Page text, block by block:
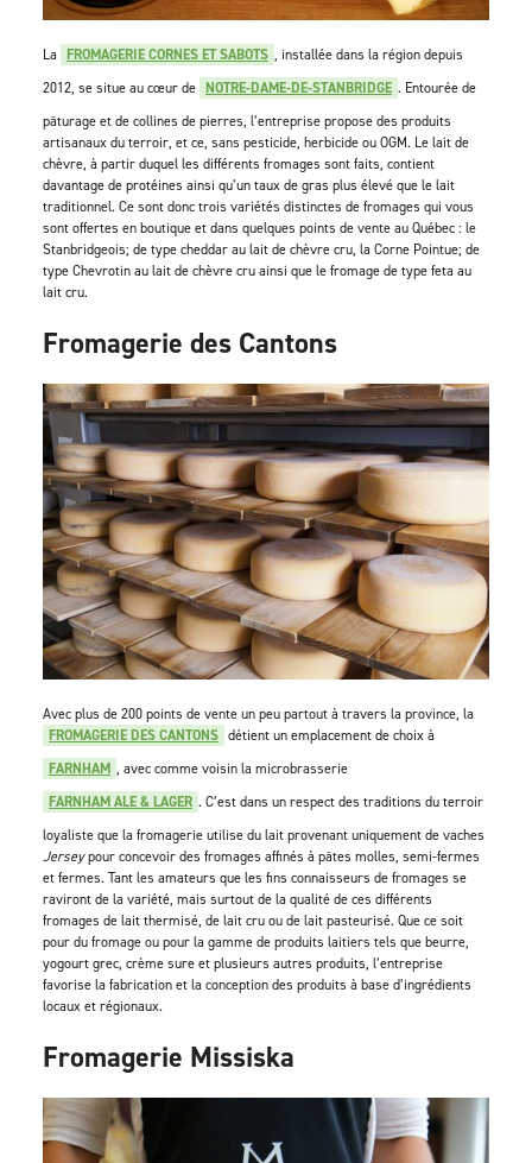
La FROMAGERIE CORNES ET SABOTS , installée dans la région depuis
2012, se situe au cœur de NOTRE-DAME-DE-STANBRIDGE . Entourée de
pâturage et de collines de pierres, l’entreprise propose des produits
artisanaux du terroir, et ce, sans pesticide, herbicide ou OGM. Le lait de
chèvre, à partir duquel les différents fromages sont faits, contient
davantage de protéines ainsi qu’un taux de gras plus élevé que le lait
traditionnel. Ce sont donc trois variétés distinctes de fromages qui vous
sont offertes en boutique et dans quelques points de vente au Québec : le
Stanbridgeois; de type cheddar au lait de chèvre cru, la Corne Pointue; de
type Chevrotin au lait de chèvre cru ainsi que le fromage de type feta au
lait cru.
Fromagerie des Cantons
Avec plus de 200 points de vente un peu partout à travers la province, la
FROMAGERIE DES CANTONS détient un emplacement de choix à
FARNHAM , avec comme voisin la microbrasserie
FARNHAM ALE & LAGER . C’est dans un respect des traditions du terroir
loyaliste que la fromagerie utilise du lait provenant uniquement de vaches
Jerseypour concevoir des fromages affinés à pâtes molles, semi-fermes
et fermes. Tant les amateurs que les fins connaisseurs de fromages se
raviront de la variété, mais surtout de la qualité de ces différents
fromages de lait thermisé, de lait cru ou de lait pasteurisé. Que ce soit
pour du fromage ou pour la gamme de produits laitiers tels que beurre,
yogourt grec, crème sure et plusieurs autres produits, l’entreprise
favorise la fabrication et la conception des produits à base d’ingrédients
locaux et régionaux.
Fromagerie Missiska